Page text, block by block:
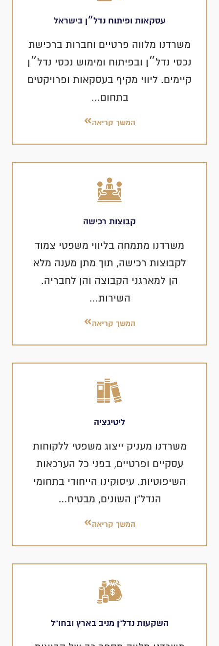
עסקאות ופיתוח נדל״ן בישראל
משרדנו מלווה פרטיים וחברות ברכישת
נכסי נדל״ן ובפיתוח ומימוש נכסי נדל״ן
קיימים. ליווי מקיף בעסקאות ופרויקטים
בתחום…
המשך קריאה
קבוצות רכישה
משרדנו מתמחה בליווי משפטי צמוד
לקבוצות רכישה, תוך מתן מענה מלא
הן למארגני הקבוצה והן לחבריה.
השירות…
המשך קריאה
ליטיגציה
משרדנו מעניק ייצוג משפטי ללקוחות
עסקיים ופרטיים, בפני כל הערכאות
השיפוטיות. עיסוקינו הייחודי בתחומי
הנדל”ן השונים, מבטיח…
המשך קריאה
השקעות נדל”ן מניב בארץ ובחו”ל